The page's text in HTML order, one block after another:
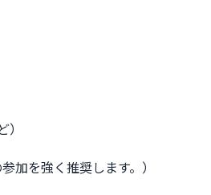
加を強く推奨します。）